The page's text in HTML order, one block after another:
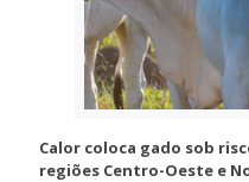
Calor coloca gado sob
regiões Centro-Oeste e